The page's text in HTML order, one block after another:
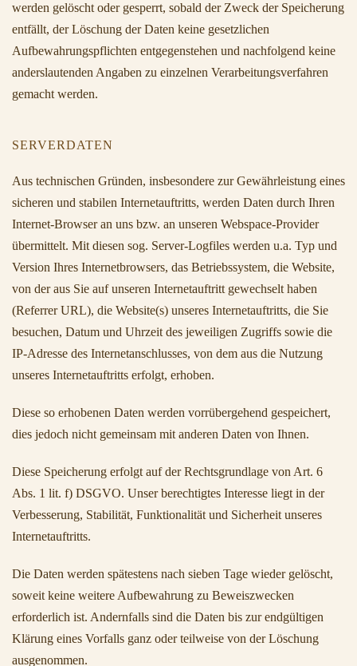
werden gelöscht oder gesperrt, sobald der Zweck der Speicherung
entfällt, der Löschung der Daten keine gesetzlichen
Aufbewahrungspflichten entgegenstehen und nachfolgend keine
anderslautenden Angaben zu einzelnen Verarbeitungsverfahren
gemacht werden.
SERVERDATEN
Aus technischen Gründen, insbesondere zur Gewährleistung eines
sicheren und stabilen Internetauftritts, werden Daten durch Ihren
Internet-Browser an uns bzw. an unseren Webspace-Provider
übermittelt. Mit diesen sog. Server-Logfiles werden u.a. Typ und
Version Ihres Internetbrowsers, das Betriebssystem, die Website,
von der aus Sie auf unseren Internetauftritt gewechselt haben
(Referrer URL), die Website(s) unseres Internetauftritts, die Sie
besuchen, Datum und Uhrzeit des jeweiligen Zugriffs sowie die
IP-Adresse des Internetanschlusses, von dem aus die Nutzung
unseres Internetauftritts erfolgt, erhoben.
Diese so erhobenen Daten werden vorrübergehend gespeichert,
dies jedoch nicht gemeinsam mit anderen Daten von Ihnen.
Diese Speicherung erfolgt auf der Rechtsgrundlage von Art. 6
Abs. 1 lit. f) DSGVO. Unser berechtigtes Interesse liegt in der
Verbesserung, Stabilität, Funktionalität und Sicherheit unseres
Internetauftritts.
Die Daten werden spätestens nach sieben Tage wieder gelöscht,
soweit keine weitere Aufbewahrung zu Beweiszwecken
erforderlich ist. Andernfalls sind die Daten bis zur endgültigen
Klärung eines Vorfalls ganz oder teilweise von der Löschung
ausgenommen.